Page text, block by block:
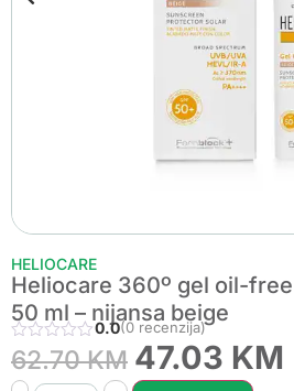
HELIOCARE
Heliocare 360º gel oil-free
50 ml – nijansa beige
0.0(0 recenzija)
62.70KM 47.03 KM